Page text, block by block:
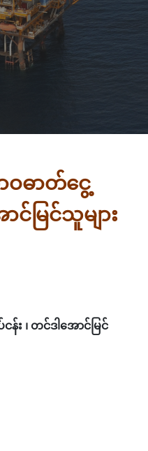
ဝဓာတ်ငွေ့
င်မြင်သူများ
း ၊ တင်ဒါအောင်မြင်